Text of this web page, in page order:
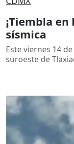
¡Tiembla en
sísmica
Este viernes 14
suroeste de